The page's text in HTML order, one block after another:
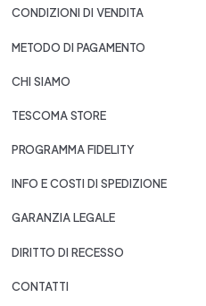
CONDIZIONI DI VENDITA
METODO DI PAGAMENTO
CHI SIAMO
TESCOMA STORE
PROGRAMMA FIDELITY
INFO E COSTI DI SPEDIZIONE
GARANZIA LEGALE
DIRITTO DI RECESSO
CONTATTI